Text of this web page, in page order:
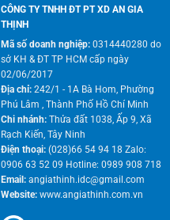
CÔNG TY TNHH ĐT PT XD AN GIA
THỊNH
Mã số doanh nghiệp:0314440280 do
sở KH & ĐT TP HCM cấp ngày
02/06/2017
Địa chỉ:242/1 - 1A Bà Hom, Phường
Phú Lâm , Thành Phố Hồ Chí Minh
Chi nhánh: Thửa đất 1038, Ấp 9, Xã
Rạch Kiến, Tây Ninh
Điện thoại:(028)66 54 94 18 Zalo:
0906 63 52 09 Hotline: 0989 908 718
Email:angiathinh.idc@gmail.com
Website:www.angiathinh.com.vn